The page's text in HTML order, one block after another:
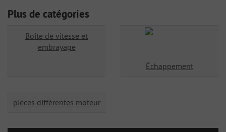
Plus de catégories
Boîte de vitesse et
embrayage
Échappement
piéces différentes moteur